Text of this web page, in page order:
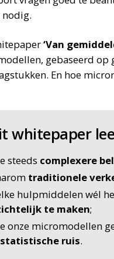
‘Van
gebaseerd
En hoe
whitepaper
steeds complexere
traditionele
hulpmiddelen wél
te maken;
onze micromodellen
ruis.